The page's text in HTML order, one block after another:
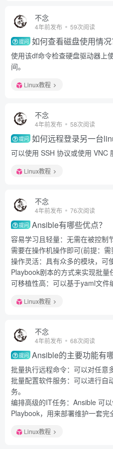
不念
4年前发布 59次阅读
提问 如何查看磁盘使用情况
使用该df命令检查硬盘驱动器上
间。
Linux教程
不念
4年前发布 58次阅读
提问 如何远程登录另一台
可以使用 SSH 协议或使用 VNC
Linux教程
不念
4年前发布 76次阅读
提问 Ansible有哪些优点？
容易学习且轻量：无需在被控制
需要在操作机操作即可(前提：需
操作灵活：具有众多的模块，可
Playbook剧本的方式来实现批量
可移植性高：可以基于yaml文件
Linux教程
不念
4年前发布 68次阅读
提问 Ansible的主要功能有
批量执行远程命令：可以对任意
批量配置软件服务：可以进行自
务。
编排高级的IT任务：Ansible 可
Playbook，用来部署维护一套完
Linux教程